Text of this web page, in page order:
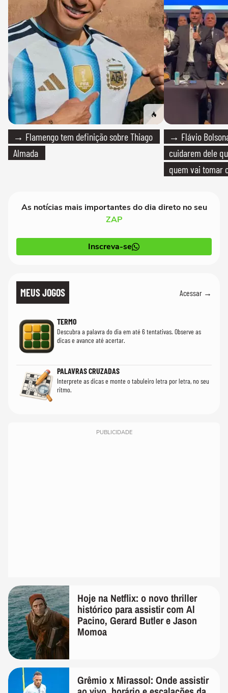
→ Flamengo tem definição sobre Thiago
Almada
→ Flávio
cuidarem dele
quem vai tomar
As notícias mais importantes do dia direto no seu
ZAP
Inscreva-se
MEUS JOGOS Acessar →
TERMO
Descubra a palavra do dia em até 6 tentativas. Observe as
dicas e avance até acertar.
PALAVRAS CRUZADAS
Interprete as dicas e monte o tabuleiro letra por letra, no seu
ritmo.
PUBLICIDADE
Hoje na Netflix: o novo thriller
histórico para assistir com Al
Pacino, Gerard Butler e Jason
Momoa
Grêmio x Mirassol: Onde assistir